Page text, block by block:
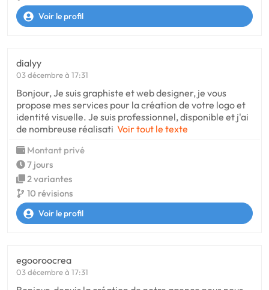
Voir le profil
dialyy
03 décembre à 17:31
Bonjour, Je suis graphiste et web designer, je vous
propose mes services pour la création de votre logo et
identité visuelle. Je suis professionnel, disponible et j'ai
de nombreuse réalisati Voir tout le texte
Montant privé
7 jours
2 variantes
10 révisions
Voir le profil
egooroocrea
03 décembre à 17:31